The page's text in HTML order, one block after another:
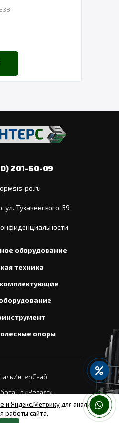
201-60-09
po.ru
ул. Тухачевского, 59
оборудование
техника
опоры
в «Резалт»
и Яндекс.Метрику для анализа и
работы сайта.